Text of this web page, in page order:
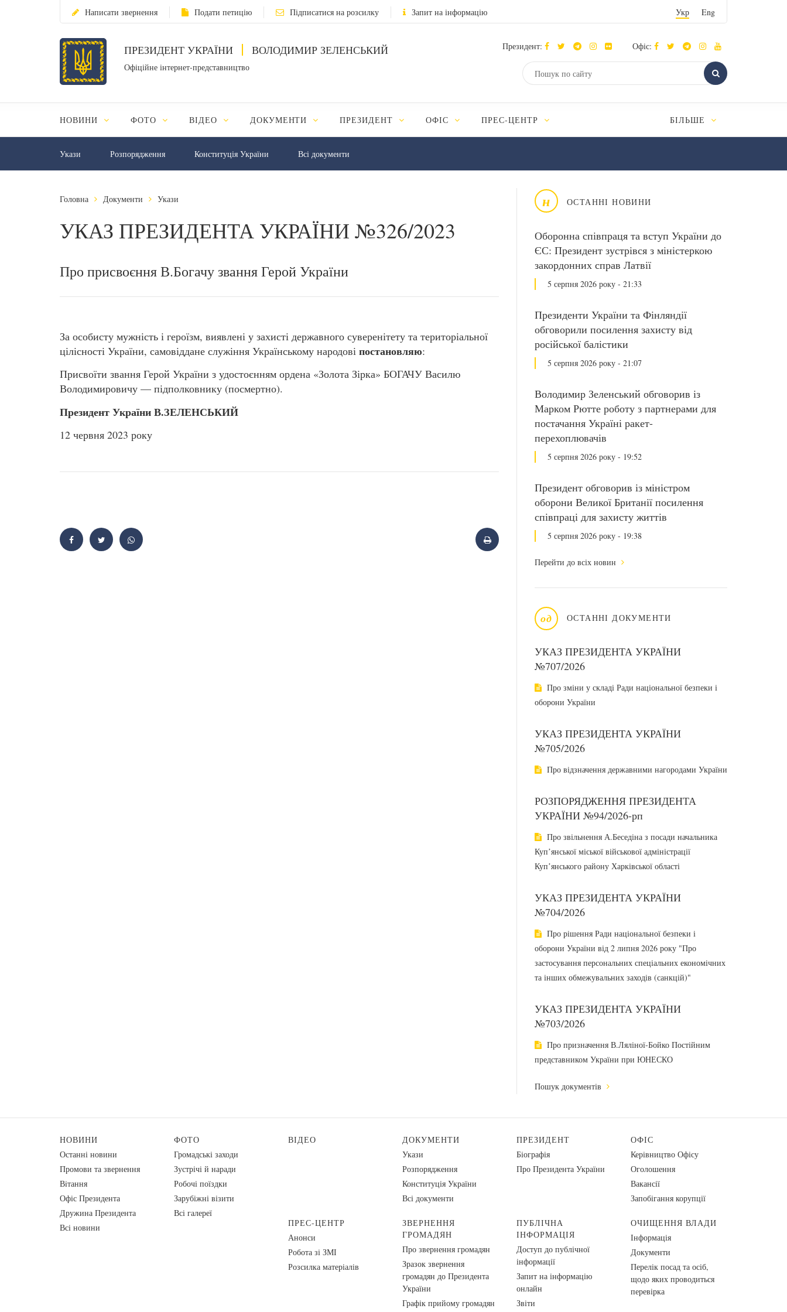
Написати звернення Подати петицію Підписатися на розсилку Запит на інформацію Укр Eng
ПРЕЗИДЕНТ УКРАЇНИ ВОЛОДИМИР ЗЕЛЕНСЬКИЙ
Офіційне інтернет-представництво
Президент: Офіс:
НОВИНИ ФОТО ВІДЕО ДОКУМЕНТИ ПРЕЗИДЕНТ ОФІС ПРЕС-ЦЕНТР БІЛЬШЕ
Укази Розпорядження Конституція України Всі документи
н ОСТАННІ НОВИНИ
Оборонна співпраця та вступ України до
ЄС: Президент зустрівся з міністеркою
закордонних справ Латвії
5 серпня 2026 року - 21:33
Президенти України та Фінляндії
обговорили посилення захисту від
російської балістики
5 серпня 2026 року - 21:07
Володимир Зеленський обговорив із
Марком Рютте роботу з партнерами для
постачання Україні ракет-
перехоплювачів
5 серпня 2026 року - 19:52
Президент обговорив із міністром
оборони Великої Британії посилення
співпраці для захисту життів
5 серпня 2026 року - 19:38
Перейти до всіх новин
од ОСТАННІ ДОКУМЕНТИ
УКАЗ ПРЕЗИДЕНТА УКРАЇНИ
№707/2026
Про зміни у складі Ради національної безпеки і
оборони України
УКАЗ ПРЕЗИДЕНТА УКРАЇНИ
№705/2026
Про відзначення державними нагородами України
РОЗПОРЯДЖЕННЯ ПРЕЗИДЕНТА
УКРАЇНИ №94/2026-рп
Про звільнення А.Беседіна з посади начальника
Купʼянської міської військової адміністрації
Купʼянського району Харківської області
УКАЗ ПРЕЗИДЕНТА УКРАЇНИ
№704/2026
Про рішення Ради національної безпеки і
оборони України від 2 липня 2026 року "Про
застосування персональних спеціальних економічних
та інших обмежувальних заходів (санкцій)"
УКАЗ ПРЕЗИДЕНТА УКРАЇНИ
№703/2026
Про призначення В.Ляліної-Бойко Постійним
представником України при ЮНЕСКО
Пошук документів
Головна Документи Укази
УКАЗ ПРЕЗИДЕНТА УКРАЇНИ №326/2023
Про присвоєння В.Богачу звання Герой України
За особисту мужність і героїзм, виявлені у захисті державного суверенітету та територіальної
цілісності України, самовіддане служіння Українському народові постановляю:
Присвоїти звання Герой України з удостоєнням ордена «Золота Зірка» БОГАЧУ Василю
Володимировичу — підполковнику (посмертно).
Президент України В.ЗЕЛЕНСЬКИЙ
12 червня 2023 року
НОВИНИ
Останні новини
Промови та звернення
Вiтання
Офіс Президента
Дружина Президента
Всі новини
ФОТО
Громадські заходи
Зустрічі й наради
Робочі поїздки
Зарубіжні візити
Всі галереї
ВІДЕО
ДОКУМЕНТИ
Укази
Розпорядження
Конституція України
Всі документи
ПРЕЗИДЕНТ
Біографія
Про Президента України
ОФІС
Керівництво Офісу
Оголошення
Вакансії
Запобігання корупції
ПРЕС-ЦЕНТР
Анонси
Робота зі ЗМІ
Розсилка матеріалів
ЗВЕРНЕННЯ
ГРОМАДЯН
Про звернення громадян
Зразок звернення
громадян до Президента
України
Графік прийому громадян
ПУБЛІЧНА
ІНФОРМАЦІЯ
Доступ до публічної
інформації
Запит на інформацію
онлайн
Звіти
ОЧИЩЕННЯ ВЛАДИ
Інформація
Документи
Перелік посад та осіб,
щодо яких проводиться
перевірка